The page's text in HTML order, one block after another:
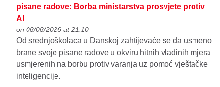
pisane radove: Borba ministarstva prosvjete protiv
AI
on 08/08/2026 at 21:10
Od srednjoškolaca u Danskoj zahtijevaće se da usmeno
brane svoje pisane radove u okviru hitnih vladinih mjera
usmjerenih na borbu protiv varanja uz pomoć vještačke
inteligencije.